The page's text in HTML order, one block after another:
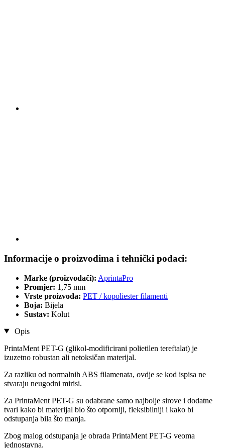
Informacije o proizvodima i tehnički podaci:
Marke (proizvođači): AprintaPro
Promjer: 1,75 mm
Vrste proizvoda: PET / kopoliester filamenti
Boja: Bijela
Sustav: Kolut
Opis
PrintaMent PET-G (glikol-modificirani polietilen tereftalat) je
izuzetno robustan ali netoksičan materijal.
Za razliku od normalnih ABS filamenata, ovdje se kod ispisa ne
stvaraju neugodni mirisi.
Za PrintaMent PET-G su odabrane samo najbolje sirove i dodatne
tvari kako bi materijal bio što otporniji, fleksibilniji i kako bi
odstupanja bila što manja.
Zbog malog odstupanja je obrada PrintaMent PET-G veoma
jednostavna.